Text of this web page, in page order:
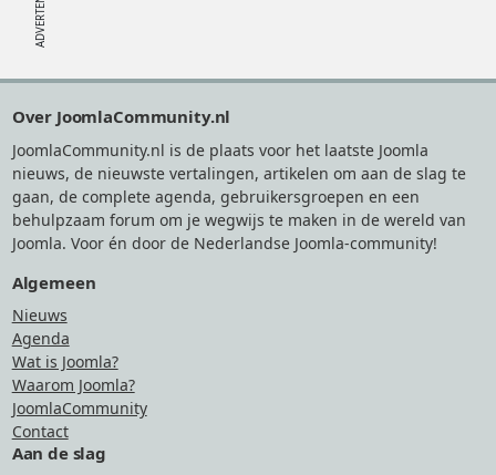
Over JoomlaCommunity.nl
JoomlaCommunity.nl is de plaats voor het laatste Joomla
nieuws, de nieuwste vertalingen, artikelen om aan de slag te
gaan, de complete agenda, gebruikersgroepen en een
behulpzaam forum om je wegwijs te maken in de wereld van
Joomla. Voor én door de Nederlandse Joomla-community!
Algemeen
Nieuws
Agenda
Wat is Joomla?
Waarom Joomla?
JoomlaCommunity
Contact
Aan de slag